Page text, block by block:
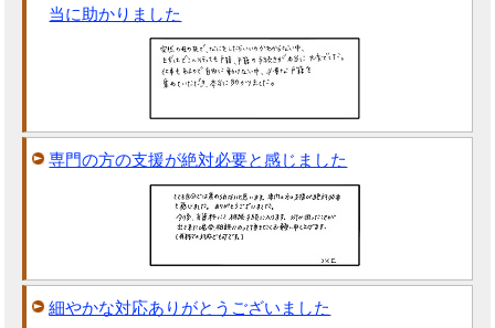
当に助かりました
専門の方の支援が絶対必要と感じました
細やかな対応ありがとうございました